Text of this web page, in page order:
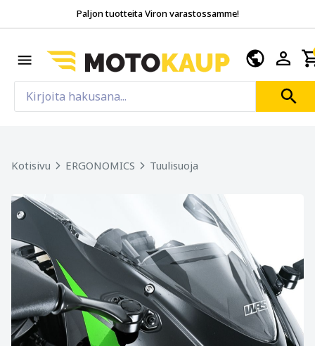
Paljon tuotteita Viron varastossamme!
Kotisivu ERGONOMICS Tuulisuoja